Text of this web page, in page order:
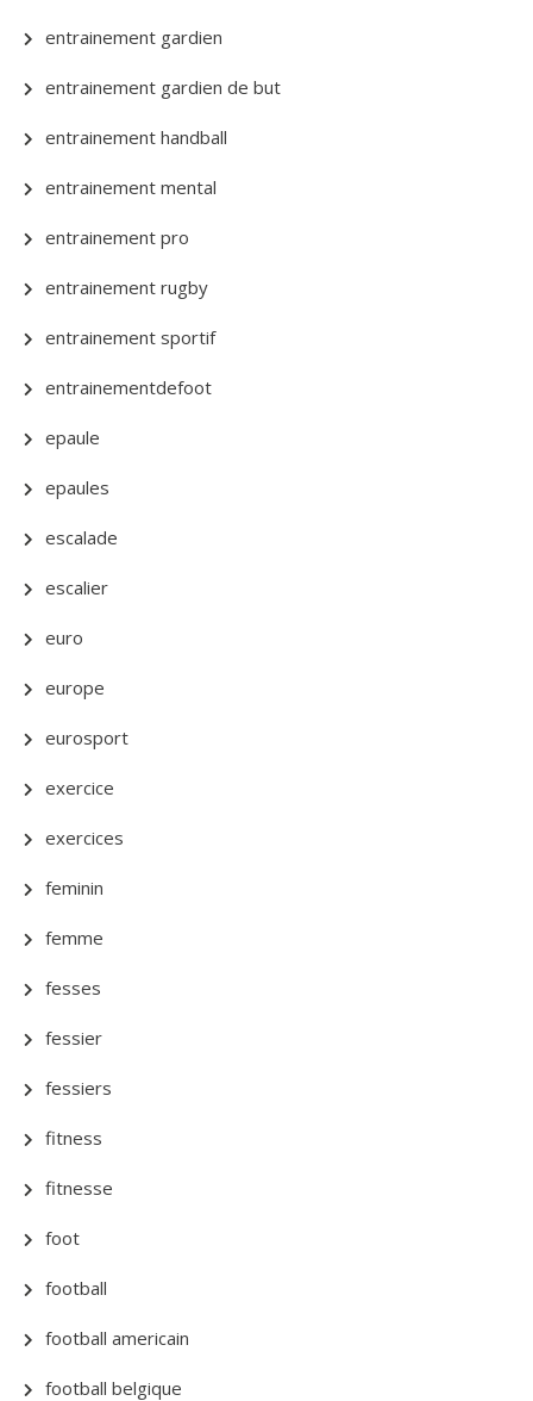
entrainement gardien
entrainement gardien de but
entrainement handball
entrainement mental
entrainement pro
entrainement rugby
entrainement sportif
entrainementdefoot
epaule
epaules
escalade
escalier
euro
europe
eurosport
exercice
exercices
feminin
femme
fesses
fessier
fessiers
fitness
fitnesse
foot
football
football americain
football belgique